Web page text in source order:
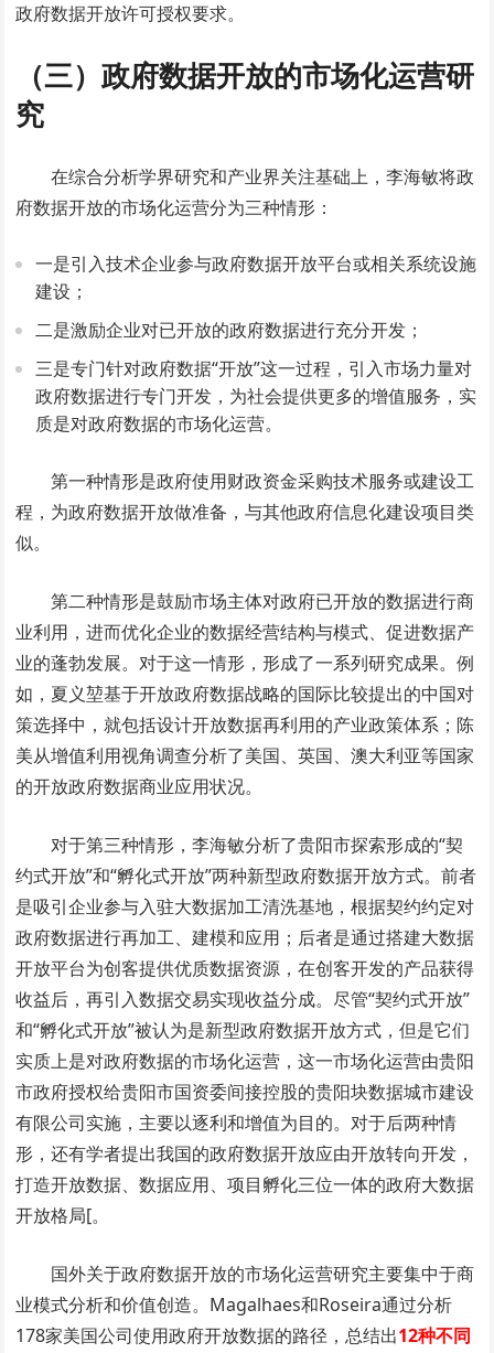
政府数据开放许可授权要求。
（三）政府数据开放的市场化运营研
究
在综合分析学界研究和产业界关注基础上，李海敏将政
府数据开放的市场化运营分为三种情形：
一是引入技术企业参与政府数据开放平台或相关系统设施
建设；
二是激励企业对已开放的政府数据进行充分开发；
三是专门针对政府数据“开放”这一过程，引入市场力量对
政府数据进行专门开发，为社会提供更多的增值服务，实
质是对政府数据的市场化运营。
第一种情形是政府使用财政资金采购技术服务或建设工
程，为政府数据开放做准备，与其他政府信息化建设项目类
似。
第二种情形是鼓励市场主体对政府已开放的数据进行商
业利用，进而优化企业的数据经营结构与模式、促进数据产
业的蓬勃发展。对于这一情形，形成了一系列研究成果。例
如，夏义堃基于开放政府数据战略的国际比较提出的中国对
策选择中，就包括设计开放数据再利用的产业政策体系；陈
美从增值利用视角调查分析了美国、英国、澳大利亚等国家
的开放政府数据商业应用状况。
对于第三种情形，李海敏分析了贵阳市探索形成的“契
约式开放”和“孵化式开放”两种新型政府数据开放方式。前者
是吸引企业参与入驻大数据加工清洗基地，根据契约约定对
政府数据进行再加工、建模和应用；后者是通过搭建大数据
开放平台为创客提供优质数据资源，在创客开发的产品获得
收益后，再引入数据交易实现收益分成。尽管“契约式开放”
和“孵化式开放”被认为是新型政府数据开放方式，但是它们
实质上是对政府数据的市场化运营，这一市场化运营由贵阳
市政府授权给贵阳市国资委间接控股的贵阳块数据城市建设
有限公司实施，主要以逐利和增值为目的。对于后两种情
形，还有学者提出我国的政府数据开放应由开放转向开发，
打造开放数据、数据应用、项目孵化三位一体的政府大数据
开放格局[。
国外关于政府数据开放的市场化运营研究主要集中于商
业模式分析和价值创造。Magalhaes和Roseira通过分析
178家美国公司使用政府开放数据的路径，总结出12种不同